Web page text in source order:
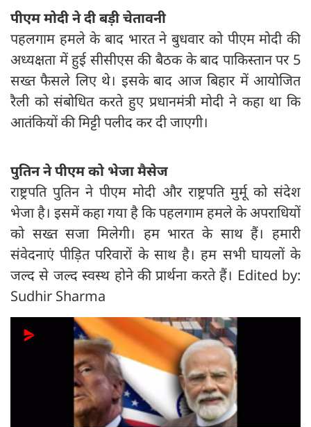
पीएम मोदी ने दी बड़ी चेतावनी
पहलगाम हमले के बाद भारत ने बुधवार को पीएम मोदी की
अध्यक्षता में हुई सीसीएस की बैठक के बाद पाकिस्तान पर 5
सख्त फैसले लिए थे। इसके बाद आज बिहार में आयोजित
रैली को संबोधित करते हुए प्रधानमंत्री मोदी ने कहा था कि
आतंकियों की मिट्टी पलीद कर दी जाएगी।
पुतिन ने पीएम को भेजा मैसेज
राष्ट्रपति पुतिन ने पीएम मोदी और राष्ट्रपति मुर्मू को संदेश
भेजा है। इसमें कहा गया है कि पहलगाम हमले के अपराधियों
को सख्त सजा मिलेगी। हम भारत के साथ हैं। हमारी
संवेदनाएं पीड़ित परिवारों के साथ है। हम सभी घायलों के
जल्द से जल्द स्वस्थ होने की प्रार्थना करते हैं। Edited by:
Sudhir Sharma